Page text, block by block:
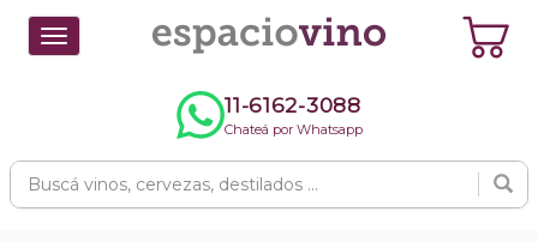
Toggle
navigation
11-6162-3088
Chateá por Whatsapp